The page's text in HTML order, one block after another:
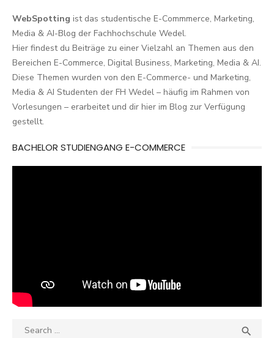
WebSpotting ist das studentische E-Commmerce, Marketing,
Media & AI-Blog der Fachhochschule Wedel.
Hier findest du Beiträge zu einer Vielzahl an Themen aus den
Bereichen E-Commerce, Digital Business, Marketing, Media & AI.
Diese Themen wurden von den E-Commerce- und Marketing,
Media & AI Studenten der FH Wedel – häufig im Rahmen von
Vorlesungen – erarbeitet und dir hier im Blog zur Verfügung
gestellt.
BACHELOR STUDIENGANG E-COMMERCE
Search
